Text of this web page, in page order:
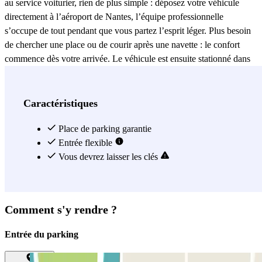
au service voiturier, rien de plus simple : déposez votre véhicule
directement à l’aéroport de Nantes, l’équipe professionnelle
s’occupe de tout pendant que vous partez l’esprit léger. Plus besoin
de chercher une place ou de courir après une navette : le confort
commence dès votre arrivée. Le véhicule est ensuite stationné dans
spacieux et adaptés à tous types de véhicules, pour un stationnement
Nantes – Valet, stationner à Nantes devient simple, rapide et
totalement sécurisé… le tout avec un service voiturier attentionné
qui fait vraiment la différence.
Caractéristiques
Place de parking garantie
Entrée flexible
Vous devrez laisser les clés
Comment s'y rendre ?
Entrée du parking